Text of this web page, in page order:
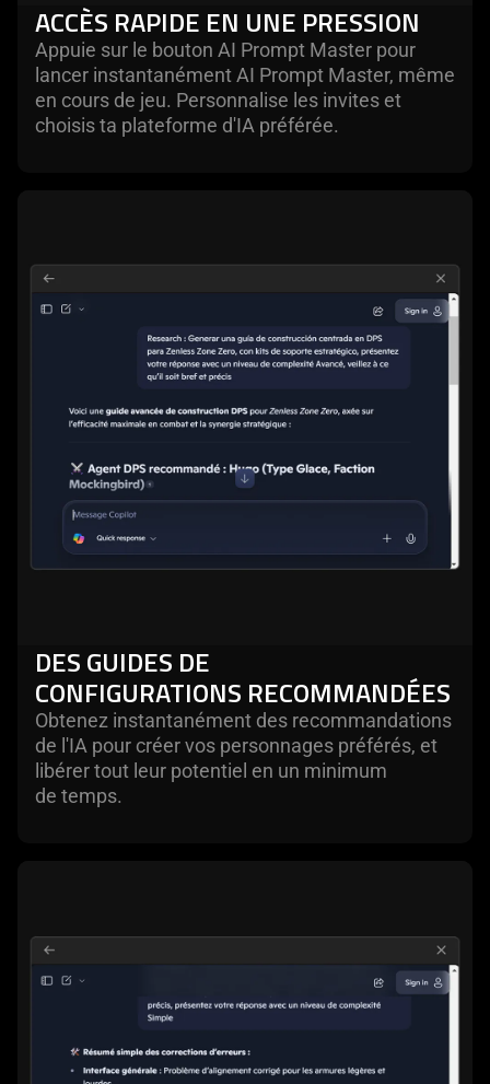
ACCÈS RAPIDE EN UNE PRESSION
Appuie sur le bouton AI Prompt Master pour
lancer instantanément AI Prompt Master, même
en cours de jeu. Personnalise les invites et
choisis ta plateforme d'IA préférée.
DES GUIDES DE
CONFIGURATIONS RECOMMANDÉES
Obtenez instantanément des recommandations
de l'IA pour créer vos personnages préférés, et
libérer tout leur potentiel en un minimum
de temps.